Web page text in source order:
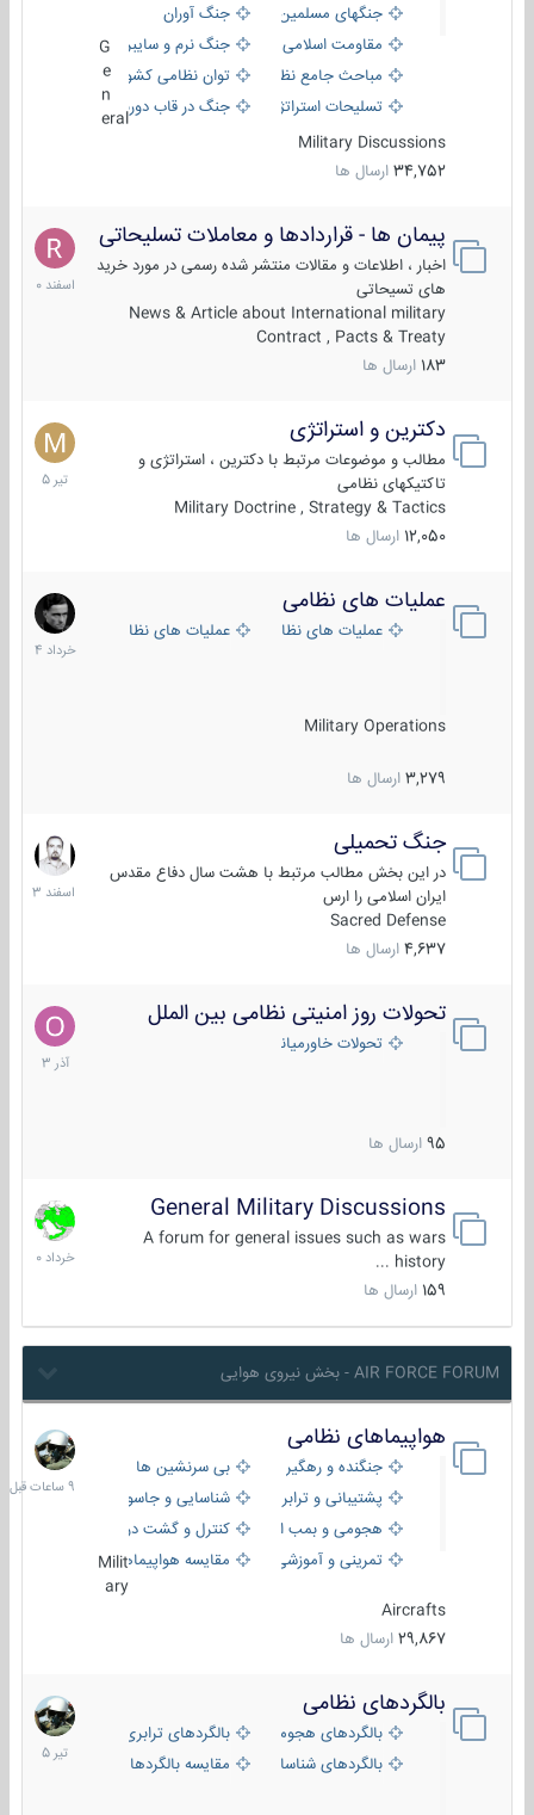
جنگهای مسلمین
جنگ آوران
مقاومت اسلامی
جنگ نرم و سایبری
مباحث جامع نظامی
توان نظامی کشورها
تسلیحات استراتژیک
جنگ در قاب دوربین
eral
Military Discussions
34,752 ارسال ها
پیمان ها - قراردادها و معاملات تسلیحاتی
اخبار ، اطلاعات و مقالات منتشر شده رسمی در مورد خرید
های تسیحاتی
News & Article about International military
Contract , Pacts & Treaty
183 ارسال ها
7
اسفند
1400
دکترین و استراتژی
مطالب و موضوعات مرتبط با دکترین ، استراتژی و
تاکتیکهای نظامی
Military Doctrine , Strategy & Tactics
12,050 ارسال ها
27
تیر
1405
عملیات های نظامی
عملیات های نظامی ایرانعملیات های نظامی خارجی
Military Operations
3,279 ارسال ها
5
خرداد
1404
جنگ تحمیلی
در این بخش مطالب مرتبط با هشت سال دفاع مقدس
ایران اسلامی را ارس
Sacred Defense
4,637 ارسال ها
20
اسفند
1403
تحولات روز امنیتی نظامی بین الملل
تحولات خاورمیانه
95 ارسال ها
21
آذر
1403
General Military Discussions
A forum for general issues such as wars
history ...
159 ارسال ها
10
خرداد
1400
AIR FORCE FORUM - بخش نیروی هوایی
هواپیماهای نظامی
جنگنده و رهگیر
بی سرنشین ها
پشتیبانی و ترابری
شناسایی و جاسوسی
هجومی و بمب افکن
کنترل و گشت دریایی
تمرینی و آموزشی
مقایسه هواپیماهاMilit
ary
Aircrafts
29,867 ارسال ها
9
ساعات
قبل
بالگردهای نظامی
بالگردهای هجومی
بالگردهای ترابری
بالگردهای شناسایی
مقایسه بالگردها
22
تیر
1405